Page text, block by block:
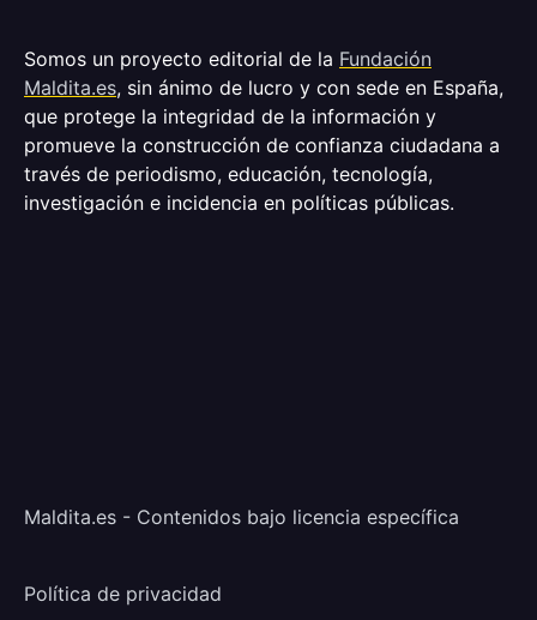
Somos un proyecto editorial de la Fundación
Maldita.es, sin ánimo de lucro y con sede en España,
que protege la integridad de la información y
promueve la construcción de confianza ciudadana a
través de periodismo, educación, tecnología,
investigación e incidencia en políticas públicas.
Maldita.es - Contenidos bajo licencia específica
Política de privacidad